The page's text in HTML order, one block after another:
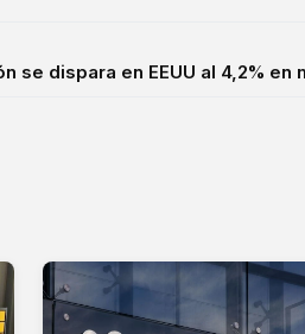
se dispara en EEUU al 4,2% en